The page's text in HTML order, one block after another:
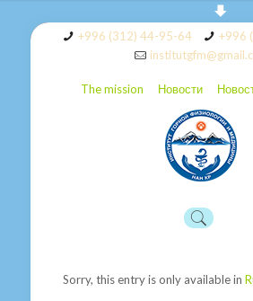
+996 (312) 44-95-64
+996
The mission Новости
Sorry, this entry is only available in